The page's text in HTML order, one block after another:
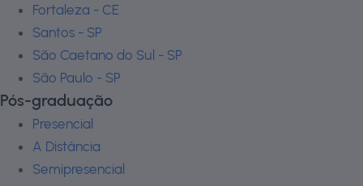
Fortaleza - CE
Santos - SP
São Caetano do Sul - SP
São Paulo - SP
Pós-graduação
Presencial
A Distância
Semipresencial